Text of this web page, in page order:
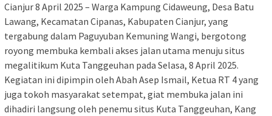
Cianjur 8 April 2025 – Warga Kampung Cidaweung, Desa Batu
Lawang, Kecamatan Cipanas, Kabupaten Cianjur, yang
tergabung dalam Paguyuban Kemuning Wangi, bergotong
royong membuka kembali akses jalan utama menuju situs
megalitikum Kuta Tanggeuhan pada Selasa, 8 April 2025.
Kegiatan ini dipimpin oleh Abah Asep Ismail, Ketua RT 4 yang
juga tokoh masyarakat setempat, giat membuka jalan ini
dihadiri langsung oleh penemu situs Kuta Tanggeuhan, Kang